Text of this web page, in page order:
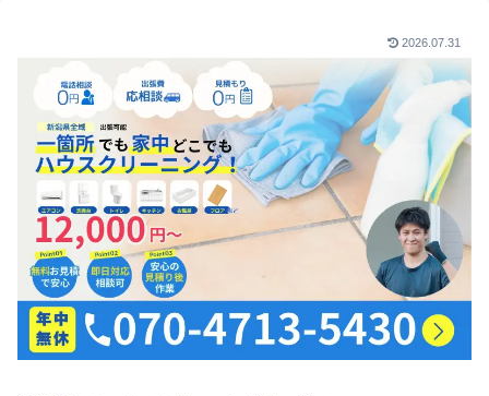
2026.07.31